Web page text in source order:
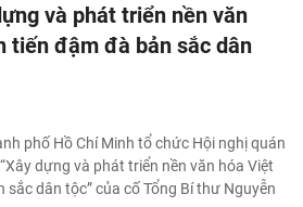
và phát triển nền văn
tiến đậm đà bản sắc dân
phố Hồ Chí Minh tổ chức Hội nghị quán
dựng và phát triển nền văn hóa Việt
sắc dân tộc” của cố Tổng Bí thư Nguyễn